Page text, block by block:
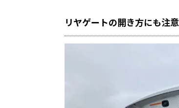
リヤゲートの開き方にも注意